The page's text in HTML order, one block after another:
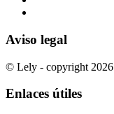
Aviso legal
© Lely - copyright 2026
Enlaces útiles